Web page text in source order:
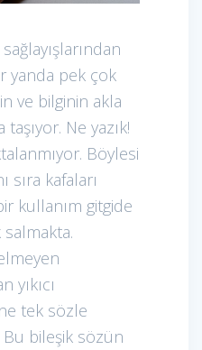
yanda pek çok
ve bilginin akla
taşıyor. Ne yazık!
Böylesi
sıra kafaları
kullanım gitgide
yıkıcı
tek sözle
bileşik sözün